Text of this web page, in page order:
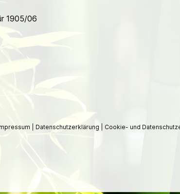
1905/06
Datenschutzerklärung Cookie- und